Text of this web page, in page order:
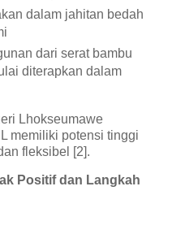
dalam jahitan bedah
dari serat bambu
diterapkan dalam
Lhokseumawe
memiliki potensi tinggi
fleksibel [2].
Positif dan Langkah